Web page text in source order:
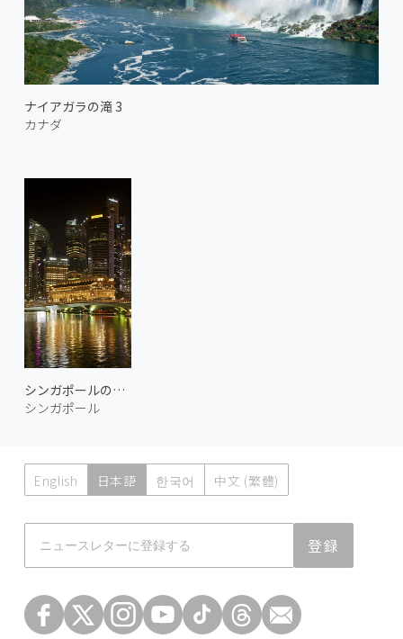
ナイアガラの滝 3
カナダ
シンガポールの夜 2
シンガポール
English 日本語 한국어 中文 (繁體)
登録